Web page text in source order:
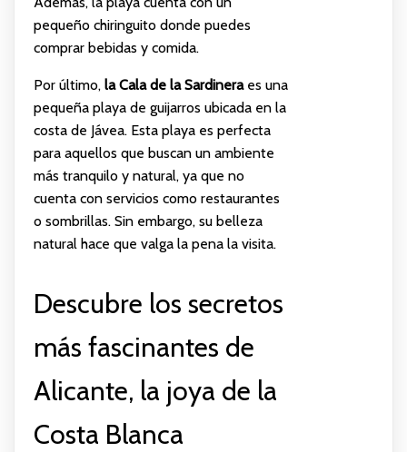
pequeño chiringuito donde puedes
comprar bebidas y comida.
Por último, la Cala de la Sardineraes una
pequeña playa de guijarros ubicada en la
costa de Jávea. Esta playa es perfecta
para aquellos que buscan un ambiente
más tranquilo y natural, ya que no
cuenta con servicios como restaurantes
o sombrillas. Sin embargo, su belleza
natural hace que valga la pena la visita.
Descubre los secretos
más fascinantes de
Alicante, la joya de la
Costa Blanca